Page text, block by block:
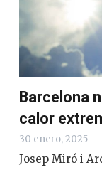
Barcelona
calor
30 enero, 2025
Josep Miró i